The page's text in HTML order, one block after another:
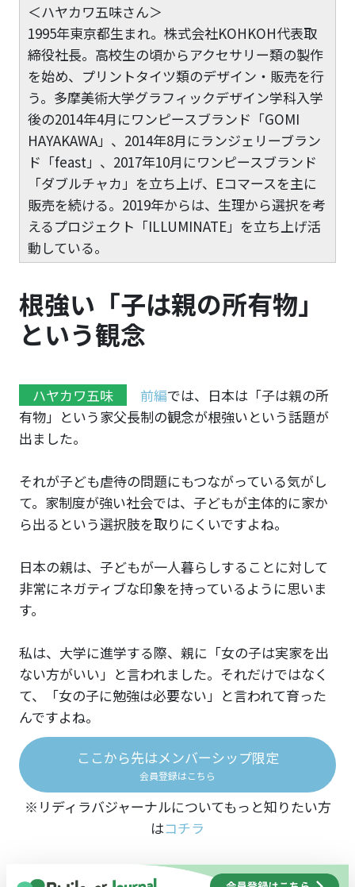
＜ハヤカワ五味さん＞
1995年東京都生まれ。株式会社KOHKOH代表取
締役社長。高校生の頃からアクセサリー類の製作
を始め、プリントタイツ類のデザイン・販売を行
う。多摩美術大学グラフィックデザイン学科入学
後の2014年4月にワンピースブランド「GOMI
HAYAKAWA」、2014年8月にランジェリーブラン
ド「feast」、2017年10月にワンピースブランド
「ダブルチャカ」を立ち上げ、Eコマースを主に
販売を続ける。2019年からは、生理から選択を考
えるプロジェクト「ILLUMINATE」を立ち上げ活
動している。
根強い「子は親の所有物」
という観念
ハヤカワ五味 前編では、日本は「子は親の所
有物」という家父長制の観念が根強いという話題が
出ました。
それが子ども虐待の問題にもつながっている気がし
て。家制度が強い社会では、子どもが主体的に家か
ら出るという選択肢を取りにくいですよね。
日本の親は、子どもが一人暮らしすることに対して
非常にネガティブな印象を持っているように思いま
す。
私は、大学に進学する際、親に「女の子は実家を出
ない方がいい」と言われました。それだけではなく
て、「女の子に勉強は必要ない」と言われて育った
んですよね。
ここから先はメンバーシップ限定
会員登録はこちら
※リディラバジャーナルについてもっと知りたい方
はコチラ